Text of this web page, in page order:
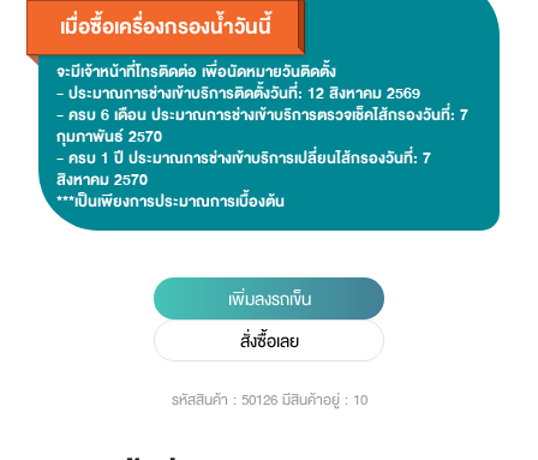
เมื่อซื้อเครื่องกรองน้ำวันนี้
จะมีเจ้าหน้าที่โทรติดต่อ เพื่อนัดหมายวันติดตั้ง
- ประมาณการช่างเข้าบริการติดตั้งวันที่: 12 สิงหาคม 2569
- ครบ 6 เดือน ประมาณการช่างเข้าบริการตรวจเช็คไส้กรองวันที่: 7
กุมภาพันธ์ 2570
- ครบ 1 ปี ประมาณการช่างเข้าบริการเปลี่ยนไส้กรองวันที่: 7
สิงหาคม 2570
***เป็นเพียงการประมาณการเบื้องต้น
เพิ่มลงรถเข็น
สั่งซื้อเลย
รหัสสินค้า : 50126 มีสินค้าอยู่ : 10